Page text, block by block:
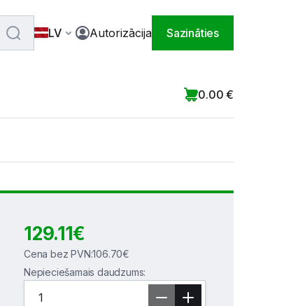
LV Autorizācija Sazināties
0.00 €
129.11€
Cena bez PVN:106.70€
Nepieciešamais daudzums: